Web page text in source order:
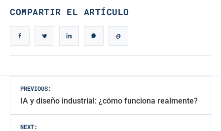
COMPARTIR EL ARTÍCULO
Navegación
de
entradas
PREVIOUS:
IA y diseño industrial: ¿cómo funciona realmente?
NEXT: